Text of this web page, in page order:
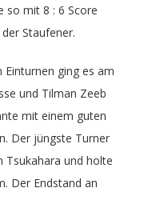
so mit 8 : 6 Score
Staufener.
ging es am
und Tilman Zeeb
mit einem guten
Der jüngste Turner
Tsukahara und holte
Der Endstand an